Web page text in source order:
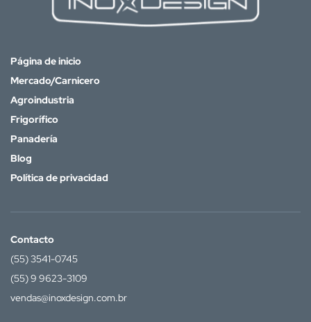
Página de inicio
Mercado/Carnicero
Agroindustria
Frigorífico
Panadería
Blog
Política de privacidad
Contacto
(55) 3541-0745
(55) 9 9623-3109
vendas@inoxdesign.com.br